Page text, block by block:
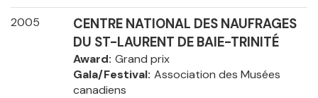
2005
CENTRE NATIONAL DES NAUFRAGES
DU ST-LAURENT DE BAIE-TRINITÉ
Award Grand prix
Gala/Festival Association des Musées
canadiens